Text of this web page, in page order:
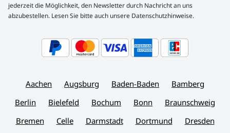
jederzeit die Möglichkeit, den Newsletter durch Nachricht an uns
abzubestellen. Lesen Sie bitte auch unsere Datenschutzhinweise.
Aachen Augsburg Baden-Baden
Bamberg
Berlin
Bielefeld Bochum Bonn
Braunschweig
Bremen
Celle Darmstadt Dortmund
Dresden